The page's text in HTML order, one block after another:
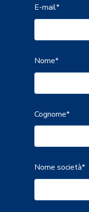
E-mail*
Nome*
Cognome*
Nome società*